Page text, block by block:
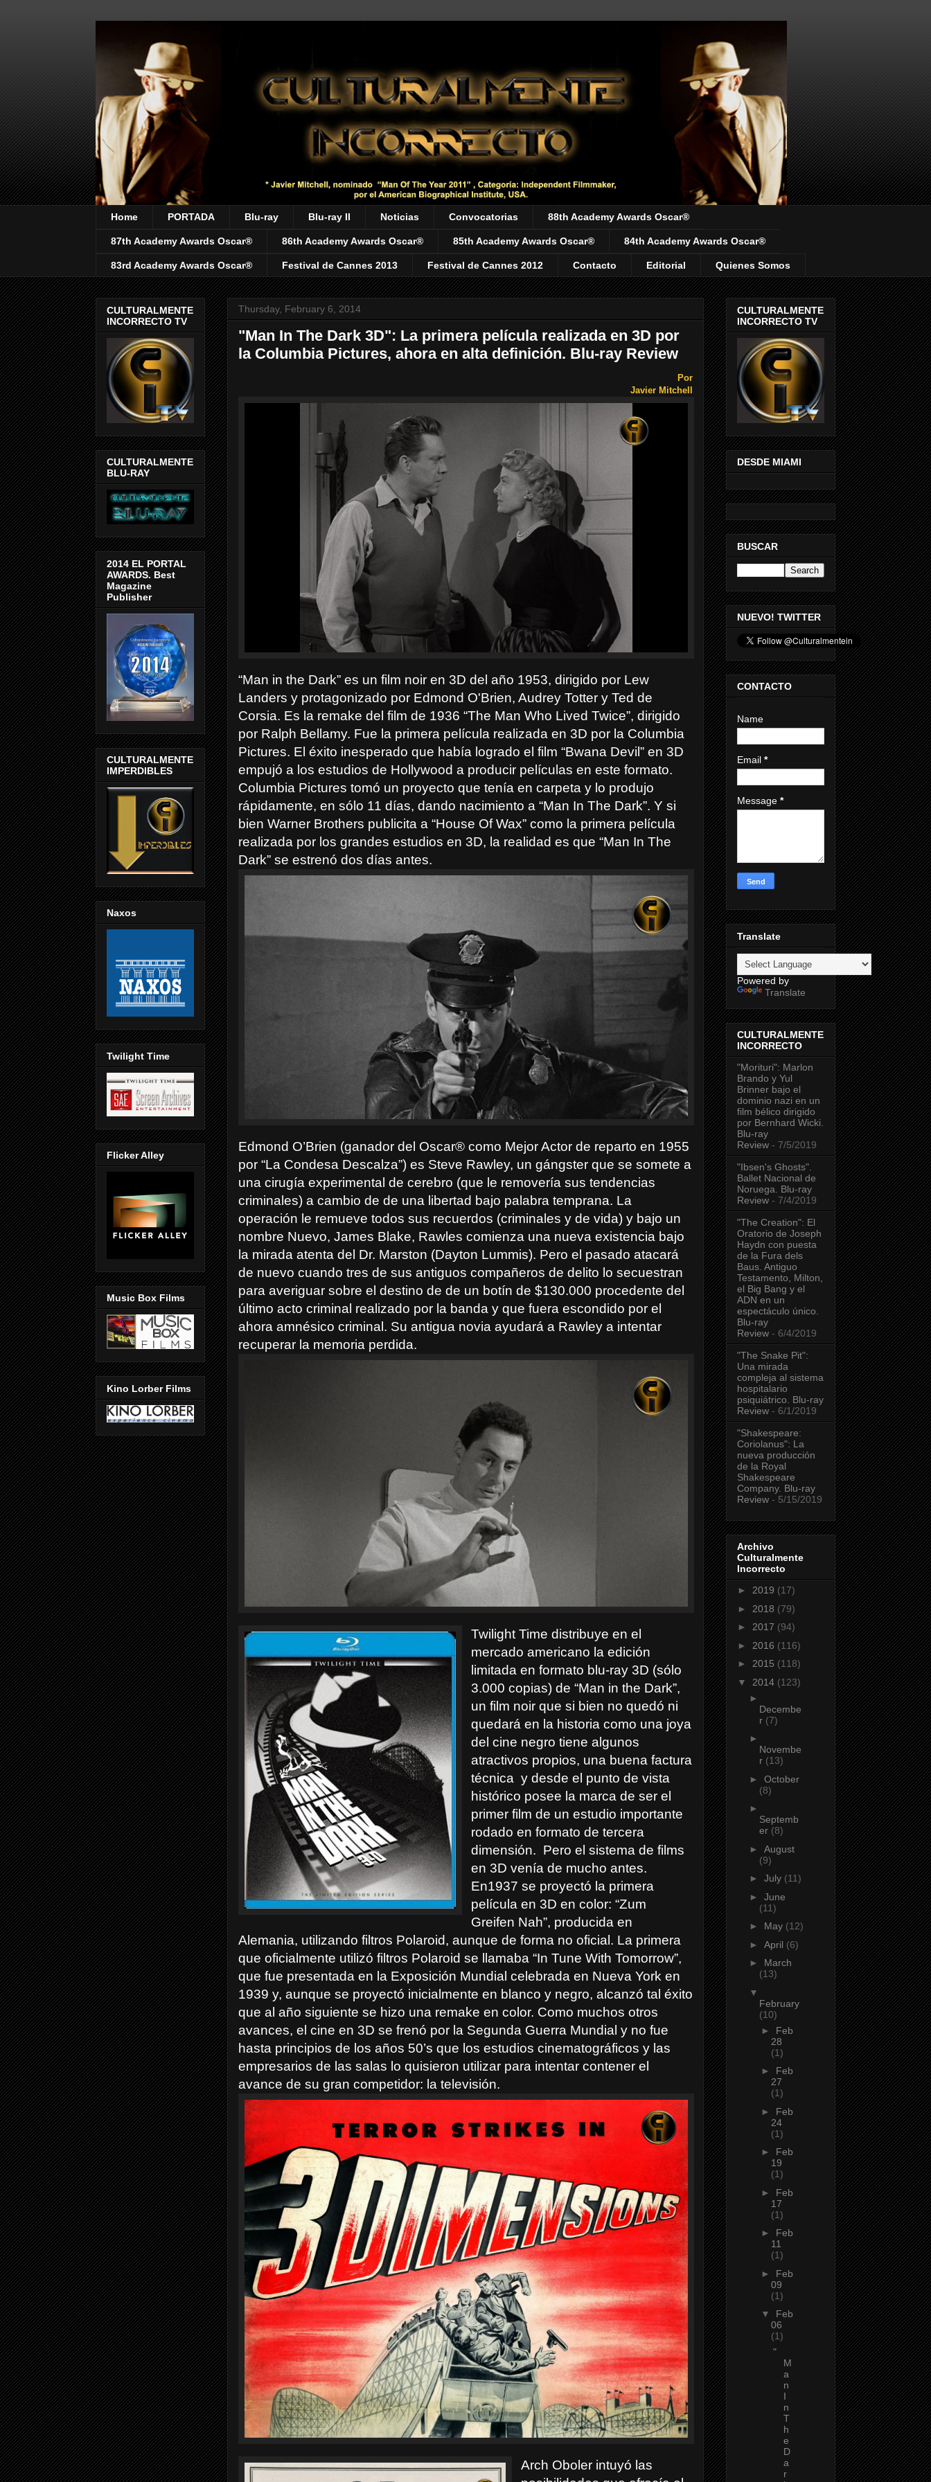
Home PORTADA Blu-ray Blu-ray II Noticias Convocatorias 88th Academy Awards Oscar®
87th Academy Awards Oscar® 86th Academy Awards Oscar® 85th Academy Awards Oscar® 84th Academy Awards Oscar®
83rd Academy Awards Oscar® Festival de Cannes 2013 Festival de Cannes 2012 Contacto Editorial Quienes Somos
Thursday, February 6, 2014
"Man In The Dark 3D": La primera película realizada en 3D por
la Columbia Pictures, ahora en alta definición. Blu-ray Review
Por
Javier Mitchell
“Man in the Dark” es un film noir en 3D del año 1953, dirigido por Lew
Landers y protagonizado por Edmond O'Brien, Audrey Totter y Ted de
Corsia. Es la remake del film de 1936 “The Man Who Lived Twice”, dirigido
por Ralph Bellamy. Fue la primera película realizada en 3D por la Columbia
Pictures. El éxito inesperado que había logrado el film “Bwana Devil” en 3D
empujó a los estudios de Hollywood a producir películas en este formato.
Columbia Pictures tomó un proyecto que tenía en carpeta y lo produjo
rápidamente, en sólo 11 días, dando nacimiento a “Man In The Dark”. Y si
bien Warner Brothers publicita a “House Of Wax” como la primera película
realizada por los grandes estudios en 3D, la realidad es que “Man In The
Dark” se estrenó dos días antes.
Edmond O’Brien (ganador del Oscar® como Mejor Actor de reparto en 1955
por “La Condesa Descalza”) es Steve Rawley, un gángster que se somete a
una cirugía experimental de cerebro (que le removería sus tendencias
criminales) a cambio de de una libertad bajo palabra temprana. La
operación le remueve todos sus recuerdos (criminales y de vida) y bajo un
nombre Nuevo, James Blake, Rawles comienza una nueva existencia bajo
la mirada atenta del Dr. Marston (Dayton Lummis). Pero el pasado atacará
de nuevo cuando tres de sus antiguos compañeros de delito lo secuestran
para averiguar sobre el destino de de un botín de $130.000 procedente del
último acto criminal realizado por la banda y que fuera escondido por el
ahora amnésico criminal. Su antigua novia ayudará a Rawley a intentar
recuperar la memoria perdida.
Twilight Time distribuye en el
mercado americano la edición
limitada en formato blu-ray 3D (sólo
3.000 copias) de “Man in the Dark”,
un film noir que si bien no quedó ni
quedará en la historia como una joya
del cine negro tiene algunos
atractivos propios, una buena factura
técnica y desde el punto de vista
histórico posee la marca de ser el
primer film de un estudio importante
rodado en formato de tercera
dimensión. Pero el sistema de films
en 3D venía de mucho antes.
En1937 se proyectó la primera
película en 3D en color: “Zum
Greifen Nah”, producida en
Alemania, utilizando filtros Polaroid, aunque de forma no oficial. La primera
que oficialmente utilizó filtros Polaroid se llamaba “In Tune With Tomorrow”,
que fue presentada en la Exposición Mundial celebrada en Nueva York en
1939 y, aunque se proyectó inicialmente en blanco y negro, alcanzó tal éxito
que al año siguiente se hizo una remake en color. Como muchos otros
avances, el cine en 3D se frenó por la Segunda Guerra Mundial y no fue
hasta principios de los años 50’s que los estudios cinematográficos y las
empresarios de las salas lo quisieron utilizar para intentar contener el
avance de su gran competidor: la televisión.
Arch Oboler intuyó las
CULTURALMENTE
INCORRECTO TV
CULTURALMENTE
BLU-RAY
2014 EL PORTAL
AWARDS. Best
Magazine
Publisher
CULTURALMENTE
IMPERDIBLES
Naxos
Twilight Time
Flicker Alley
Music Box Films
Kino Lorber Films
CULTURALMENTE
INCORRECTO TV
DESDE MIAMI
BUSCAR
NUEVO! TWITTER
CONTACTO
Name
Email *
Message *
Translate
Powered by
Translate
CULTURALMENTE
INCORRECTO
"Morituri": Marlon
Brando y Yul
Brinner bajo el
dominio nazi en un
film bélico dirigido
por Bernhard Wicki.
Blu-ray
Review - 7/5/2019
"Ibsen's Ghosts".
Ballet Nacional de
Noruega. Blu-ray
Review - 7/4/2019
"The Creation": El
Oratorio de Joseph
Haydn con puesta
de la Fura dels
Baus. Antiguo
Testamento, Milton,
el Big Bang y el
ADN en un
espectáculo único.
Blu-ray
Review - 6/4/2019
"The Snake Pit":
Una mirada
compleja al sistema
hospitalario
psiquiátrico. Blu-ray
Review - 6/1/2019
"Shakespeare:
Coriolanus": La
nueva producción
de la Royal
Shakespeare
Company. Blu-ray
Review - 5/15/2019
Archivo
Culturalmente
Incorrecto
► 2019 (17)
► 2018 (79)
► 2017 (94)
► 2016 (116)
► 2015 (118)
▼ 2014 (123)
►
Decembe
r (7)
►
Novembe
r (13)
► October
(8)
►
Septemb
er (8)
► August
(9)
► July (11)
► June
(11)
► May (12)
► April (6)
► March
(13)
▼
February
(10)
► Feb
28
(1)
► Feb
27
(1)
► Feb
24
(1)
► Feb
19
(1)
► Feb
17
(1)
► Feb
11
(1)
► Feb
09
(1)
▼ Feb
06
(1)
"
M
a
n
I
n
T
h
e
D
a
r